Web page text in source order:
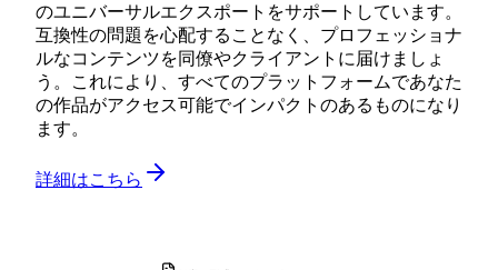
のユニバーサルエクスポートをサポートしています。
互換性の問題を心配することなく、プロフェッショナ
ルなコンテンツを同僚やクライアントに届けましょ
う。これにより、すべてのプラットフォームであなた
の作品がアクセス可能でインパクトのあるものになり
ます。
詳細はこちら